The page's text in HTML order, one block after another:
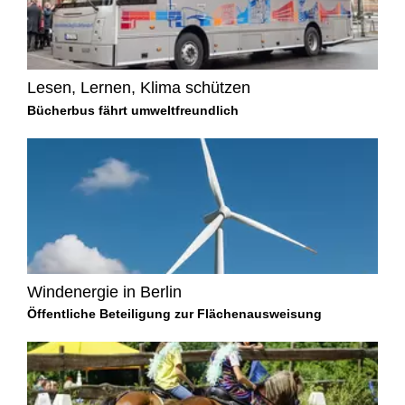
Lesen, Lernen, Klima schützen
Bücherbus fährt umweltfreundlich
Windenergie in Berlin
Öffentliche Beteiligung zur Flächenausweisung